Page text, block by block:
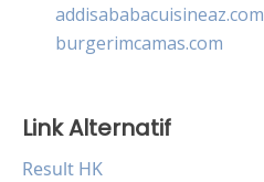
addisababacuisineaz.com
burgerimcamas.com
Link Alternatif
Result HK